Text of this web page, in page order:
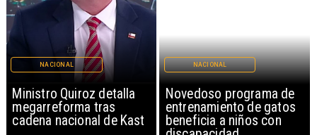
Ministro Quiroz detalla
megarreforma tras
cadena nacional de Kast
NACIONAL
Novedoso programa de
entrenamiento de gatos
beneficia a niños con
NACIONAL